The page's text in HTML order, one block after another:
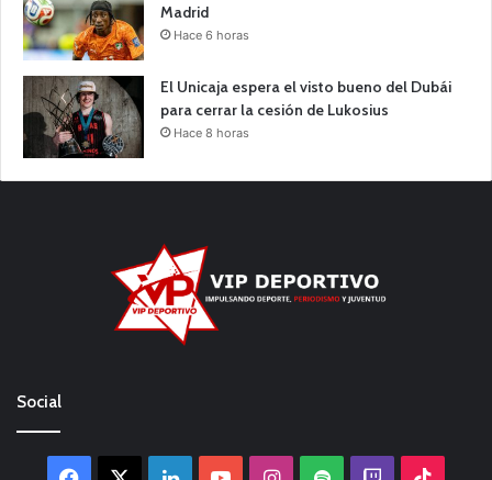
Madrid
Hace 6 horas
El Unicaja espera el visto bueno del Dubái
para cerrar la cesión de Lukosius
Hace 8 horas
Social